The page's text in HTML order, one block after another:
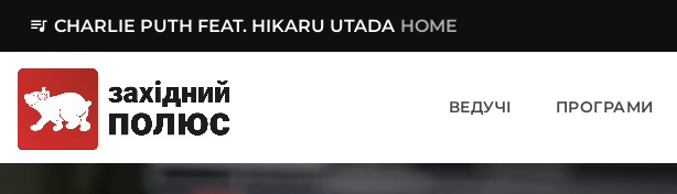
queue_music CHARLIE PUTH FEAT. HIKARU UTADA HOME
ВЕДУЧІ ПРОГРАМИ